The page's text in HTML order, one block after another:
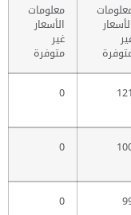
معلومات
الأسعار
غير
متوفرة
121
0
0
0